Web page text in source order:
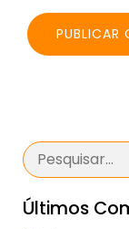
Últimos